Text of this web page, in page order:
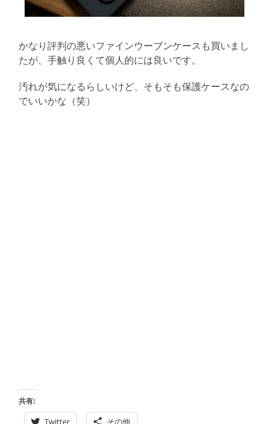
かなり評判の悪いファインウーブンケースも買いまし
たが、手触り良くて個人的には良いです。
汚れが気になるらしいけど、そもそも保護ケースなの
でいいかな（笑）
共有:
Twitter その他